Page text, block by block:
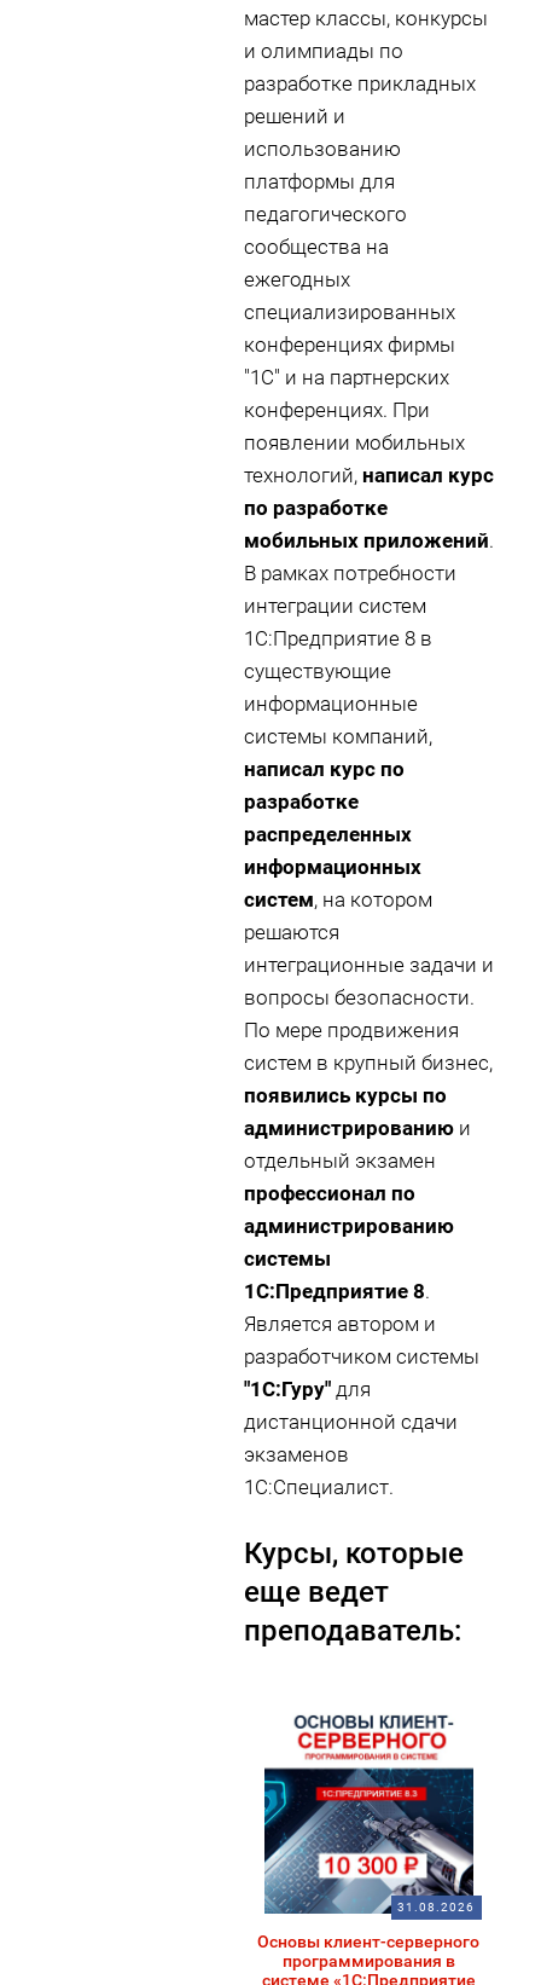
мастер классы, конкурсы
и олимпиады по
разработке прикладных
решений и
использованию
платформы для
педагогического
сообщества на
ежегодных
специализированных
конференциях фирмы
"1С" и на партнерских
конференциях. При
появлении мобильных
технологий, написал курс
по разработке
мобильных приложений.
В рамках потребности
интеграции систем
1С:Предприятие 8 в
существующие
информационные
системы компаний,
написал курс по
разработке
распределенных
информационных
систем, на котором
решаются
интеграционные задачи и
вопросы безопасности.
По мере продвижения
систем в крупный бизнес,
появились курсы по
администрированиюи
отдельный экзамен
профессионал по
администрированию
системы
1С:Предприятие 8.
Является автором и
разработчиком системы
"1С:Гуру"для
дистанционной сдачи
экзаменов
1С:Специалист.
Курсы, которые
еще ведет
преподаватель:
31.08.2026
Основы клиент-серверного
программирования в
системе «1С:Предприятие